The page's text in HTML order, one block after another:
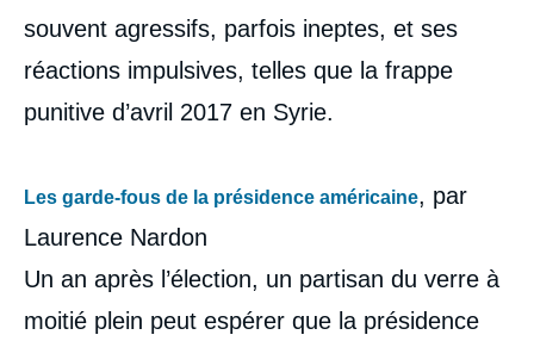
souvent agressifs, parfois ineptes, et ses
réactions impulsives, telles que la frappe
punitive d’avril 2017 en Syrie.
Les garde-fous de la présidence américaine, par
Laurence Nardon
Un an après l’élection, un partisan du verre à
moitié plein peut espérer que la présidence